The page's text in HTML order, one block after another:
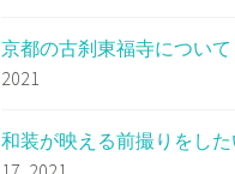
京都の古刹東福寺について
2021
和装が映える前撮りをした